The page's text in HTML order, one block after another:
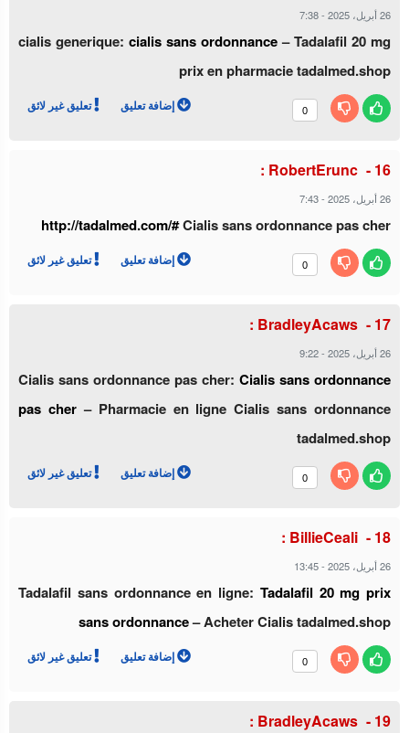
26 أبريل، 2025 -
7:38
cialis generique: cialis sans ordonnance– Tadalafil 20 mg
prix en pharmacie tadalmed.shop
0 إضافة تعليق تعليق غير لائق
RobertErunc :
26 أبريل، 2025 -
7:43
http://tadalmed.com/#Cialis sans ordonnance pas cher
0 إضافة تعليق تعليق غير لائق
BradleyAcaws :
26 أبريل، 2025 -
9:22
Cialis sans ordonnance pas cher: Cialis sans ordonnance
pas cher– Pharmacie en ligne Cialis sans ordonnance
tadalmed.shop
0 إضافة تعليق تعليق غير لائق
BillieCeali :
26 أبريل، 2025 -
13:45
Tadalafil sans ordonnance en ligne: Tadalafil 20 mg prix
sans ordonnance– Acheter Cialis tadalmed.shop
0 إضافة تعليق تعليق غير لائق
BradleyAcaws :